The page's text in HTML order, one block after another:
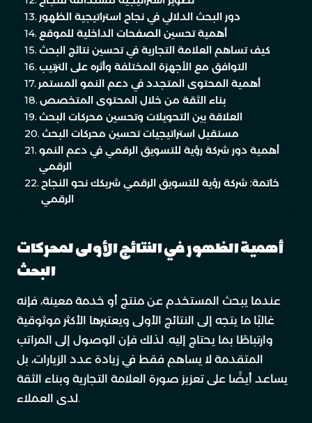
دور البحث الدلالي في نجاح استراتيجية الظهور
أهمية تحسين الصفحات الداخلية للموقع
كيف تساهم العلامة التجارية في تحسين نتائج البحث
التوافق مع الأجهزة المختلفة وأثره على الترتيب
أهمية المحتوى المتجدد في دعم النمو المستمر
بناء الثقة من خلال المحتوى المتخصص
العلاقة بين التحويلات وتحسين محركات البحث
مستقبل استراتيجيات تحسين محركات البحث
أهمية دور شركة رؤية للتسويق الرقمي في دعم النمو
الرقمي
خاتمة: شركة رؤية للتسويق الرقمي شريكك نحو النجاح
الرقمي
أهمية الظهور في النتائج الأولى لمحركات
البحث
عندما يبحث المستخدم عن منتج أو خدمة معينة، فإنه
غالبًا ما يتجه إلى النتائج الأولى ويعتبرها الأكثر موثوقية
وارتباطًا بما يحتاج إليه. لذلك فإن الوصول إلى المراتب
المتقدمة لا يساهم فقط في زيادة عدد الزيارات، بل
يساعد أيضًا على تعزيز صورة العلامة التجارية وبناء الثقة
لدى العملاء.